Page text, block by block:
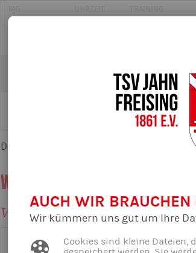
Erwachsene
Das Training findet nach Absprache auch
Wintertraining
Vom 1.Oktober bis 31.März
AUCH WIR BRAUCHEN
Wir kümmern uns gut um Ihre
Cookies sind kleine Dateien,